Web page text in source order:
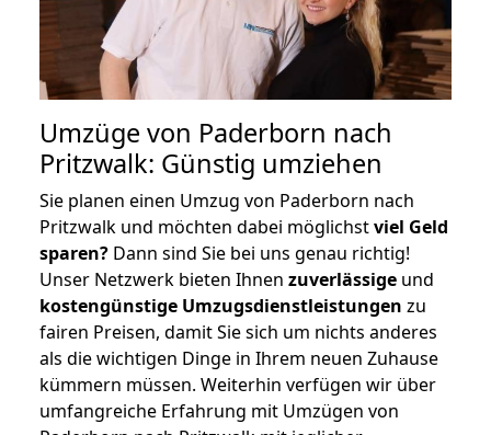
Umzüge von Paderborn nach
Pritzwalk: Günstig umziehen
Sie planen einen Umzug von Paderborn nach
Pritzwalk und möchten dabei möglichstviel Geld
sparen? Dann sind Sie bei uns genau richtig!
Unser Netzwerk bieten Ihnen zuverlässige und
kostengünstige Umzugsdienstleistungen zu
fairen Preisen, damit Sie sich um nichts anderes
als die wichtigen Dinge in Ihrem neuen Zuhause
kümmern müssen. Weiterhin verfügen wir über
umfangreiche Erfahrung mit Umzügen von